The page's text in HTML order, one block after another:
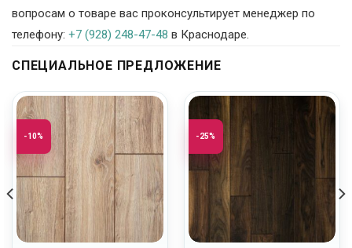
вопросам о товаре вас проконсультирует менеджер по
телефону: +7 (928) 248-47-48 в Краснодаре.
СПЕЦИАЛЬНОЕ ПРЕДЛОЖЕНИЕ
-10% -25%